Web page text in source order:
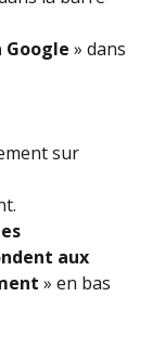
Google » dans
sur
aux
» en bas